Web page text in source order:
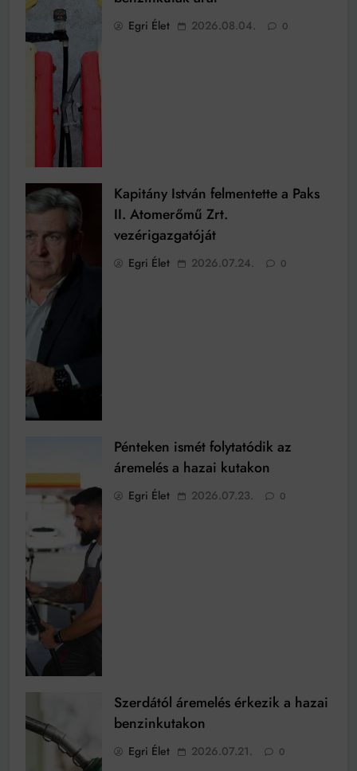
Egri Élet 2026.08.04. 0
Kapitány István felmentette a Paks
II. Atomerőmű Zrt.
vezérigazgatóját
Egri Élet 2026.07.24. 0
Pénteken ismét folytatódik az
áremelés a hazai kutakon
Egri Élet 2026.07.23. 0
Szerdától áremelés érkezik a hazai
benzinkutakon
Egri Élet 2026.07.21. 0